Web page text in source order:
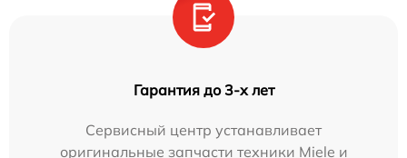
Гарантия до 3-х лет
Сервисный центр устанавливает
оригинальные запчасти техники Miele и